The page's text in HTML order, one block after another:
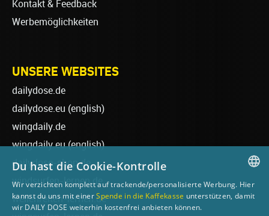
Kontakt & Feedback
Werbemöglichkeiten
UNSERE WEBSITES
dailydose.de
dailydose.eu (english)
wingdaily.de
wingdaily.eu(english)
dailydose-shop.de
windsurfen-lernen.de
wellenreiten-lernen.de
GERMAN
Du hast die Cookie-Kontrolle
Wir verzichten komplett auf trackende/personalisierte Werbung. Hier
kannst du uns mit einerSpende in die Kaffekasse unterstützen, damit
wir DAILY DOSE weiterhin kostenfrei anbieten können.